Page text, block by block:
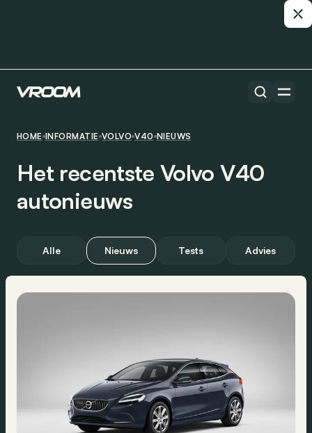
HOME INFORMATIE VOLVO V40 NIEUWS
Het recentste Volvo V40
autonieuws
Alle Nieuws Tests Advies